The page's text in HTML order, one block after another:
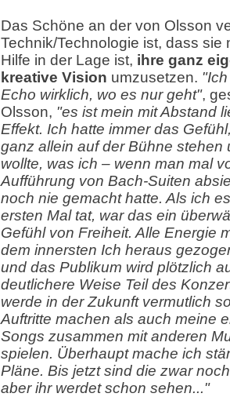
Das Schöne an der von Olsson
Technik/Technologie ist, dass sie
Hilfe in der Lage ist, ihre ganz
kreative Vision umzusetzen.
Echo wirklich, wo es nur geht",
Olsson, "es ist mein mit Abstand
Effekt. Ich hatte immer das
ganz allein auf der Bühne stehen
wollte, was ich – wenn man mal
Aufführung von Bach-Suiten
noch nie gemacht hatte. Als ich
ersten Mal tat, war das ein
Gefühl von Freiheit. Alle Energie
dem innersten Ich heraus
und das Publikum wird plötzlich
deutlichere Weise Teil des
werde in der Zukunft vermutlich
Auftritte machen als auch meine
Songs zusammen mit anderen
spielen. Überhaupt mache ich
Pläne. Bis jetzt sind die zwar
aber ihr werdet schon sehen..."